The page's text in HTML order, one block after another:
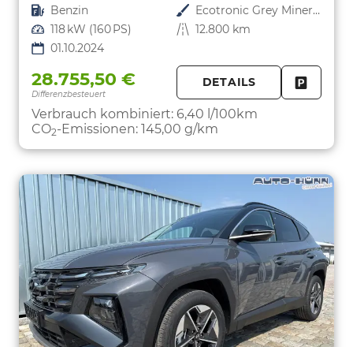
Kraftstoff Benzin Außenfarbe
Ecotronic Grey Mineraleffekt
Leistung 118 kW (160 PS) Kilometerstand 12.800 km
01.10.2024
28.755,50 €
Differenzbesteuert
DETAILS
Verbrauch kombiniert: 6,40 l/100km
CO2-Emissionen: 145,00 g/km